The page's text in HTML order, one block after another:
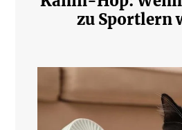
zu Sportlern